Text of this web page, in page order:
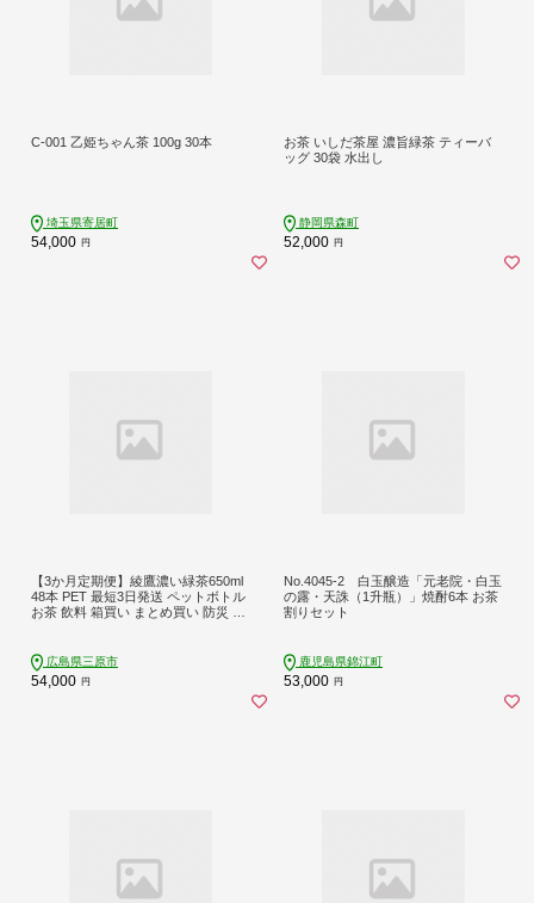
C-001 乙姫ちゃん茶 100g 30本
埼玉県寄居町
54,000 円
お茶 いしだ茶屋 濃旨緑茶 ティーバ
ッグ 30袋 水出し
静岡県森町
52,000 円
【3か月定期便】綾鷹濃い緑茶650ml
48本 PET 最短3日発送 ペットボトル
お茶 飲料 箱買い まとめ買い 防災 備
広島県三原市
54,000 円
No.4045-2 白玉醸造「元老院・白玉
の露・天誅（1升瓶）」焼酎6本 お茶
割りセット
鹿児島県錦江町
53,000 円